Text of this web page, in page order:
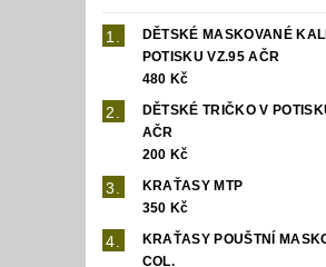
DĚTSKÉ MASKOVANÉ
POTISKU VZ.95 AČR
480 Kč
DĚTSKÉ TRIČKO V
AČR
200 Kč
KRAŤASY MTP
350 Kč
KRAŤASY POUŠTNÍ
COL.